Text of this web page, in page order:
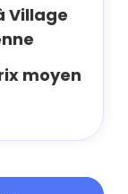
Village
moyen